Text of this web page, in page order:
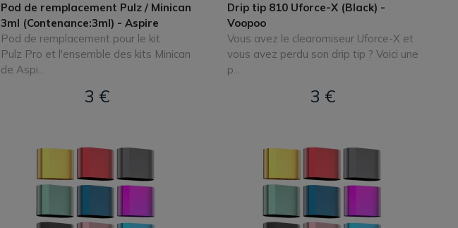
Pod de remplacement Pulz / Minican
3ml (Contenance:3ml) - Aspire
Pod de remplacement pour le kit
Pulz Pro et l'ensemble des kits Minican
de Aspi...
3 €
Drip tip 810 Uforce-X (Black) -
Voopoo
Vous avez le clearomiseur Uforce-X et
vous avez perdu son drip tip ? Voici une
p...
3 €